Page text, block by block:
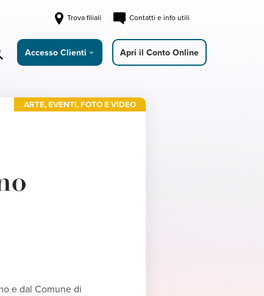
Trova filiali Contatti e info utili
Accesso Clienti Apri il Conto Online
ARTE,EVENTI,FOTO E VIDEO
e dal Comune di